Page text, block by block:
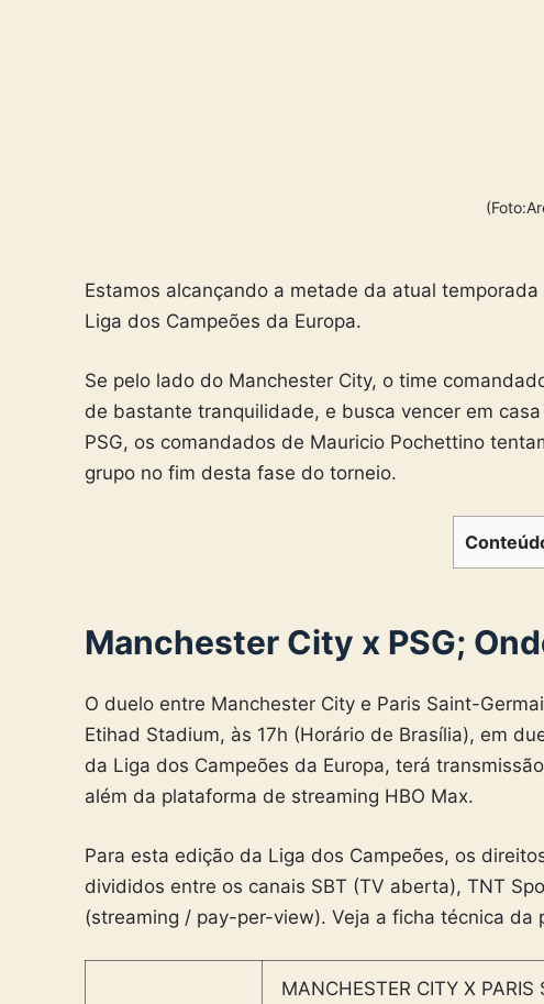
Estamos alcançando a metade da atual
Liga dos Campeões da Europa.
Se pelo lado do Manchester City, o time
de bastante tranquilidade, e busca vencer em
PSG, os comandados de Mauricio Pochettino
grupo no fim desta fase do torneio.
Manchester City x PSG;
O duelo entre Manchester City e Paris Saint-
Etihad Stadium, às 17h (Horário de Brasília), em
da Liga dos Campeões da Europa, terá
além da plataforma de streaming HBO Max.
Para esta edição da Liga dos Campeões, os
divididos entre os canais SBT (TV aberta), TNT
(streaming / pay-per-view). Veja a ficha técnica da
MANCHESTER CITY X PARIS